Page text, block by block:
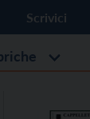
Scrivici